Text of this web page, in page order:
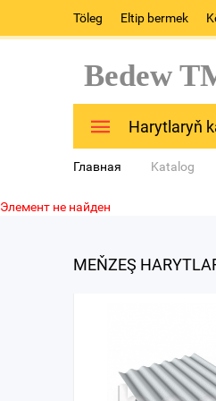
Töleg Eltip bermek
Bedew
Harytlaryň
Главная Katalog
Элемент не найден
MEŇZEŞ